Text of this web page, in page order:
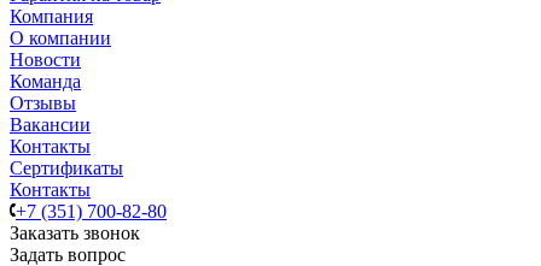
Компания
О компании
Новости
Команда
Отзывы
Вакансии
Контакты
Сертификаты
Контакты
+7 (351) 700-82-80
Заказать звонок
Задать вопрос